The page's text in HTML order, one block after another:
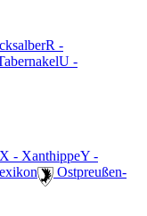
R -
U -
X - XanthippeY -
️ Ostpreußen-